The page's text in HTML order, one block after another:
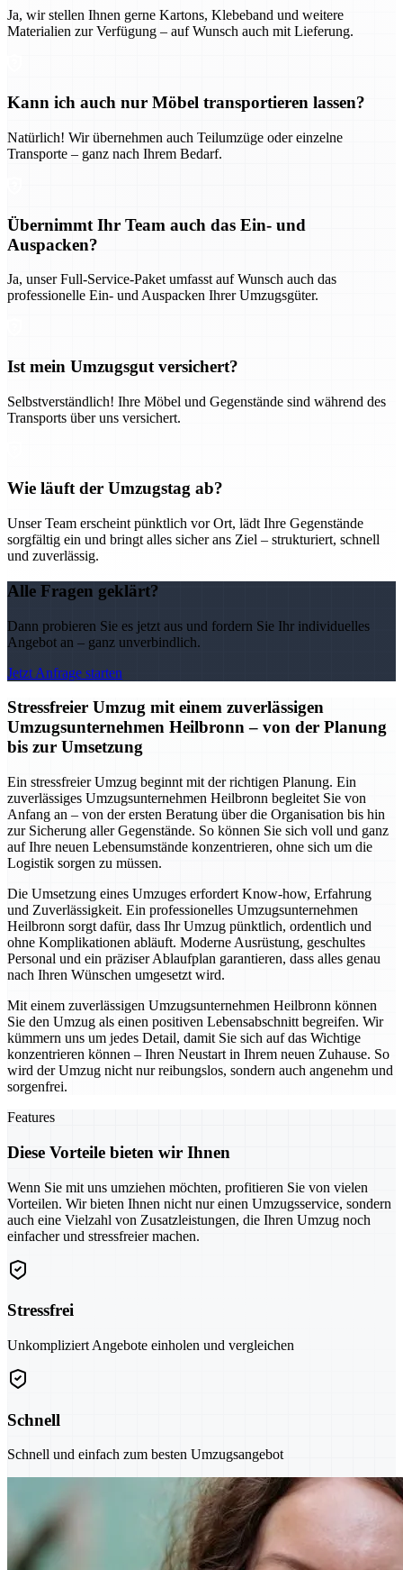
Ja, wir stellen Ihnen gerne Kartons, Klebeband und weitere
Materialien zur Verfügung – auf Wunsch auch mit Lieferung.
Kann ich auch nur Möbel transportieren lassen?
Natürlich! Wir übernehmen auch Teilumzüge oder einzelne
Transporte – ganz nach Ihrem Bedarf.
Übernimmt Ihr Team auch das Ein- und
Auspacken?
Ja, unser Full-Service-Paket umfasst auf Wunsch auch das
professionelle Ein- und Auspacken Ihrer Umzugsgüter.
Ist mein Umzugsgut versichert?
Selbstverständlich! Ihre Möbel und Gegenstände sind während des
Transports über uns versichert.
Wie läuft der Umzugstag ab?
Unser Team erscheint pünktlich vor Ort, lädt Ihre Gegenstände
sorgfältig ein und bringt alles sicher ans Ziel – strukturiert, schnell
und zuverlässig.
Alle Fragen geklärt?
Dann probieren Sie es jetzt aus und fordern Sie Ihr individuelles
Angebot an – ganz unverbindlich.
Jetzt Anfrage starten
Stressfreier Umzug mit einem zuverlässigen
Umzugsunternehmen Heilbronn – von der Planung
bis zur Umsetzung
Ein stressfreier Umzug beginnt mit der richtigen Planung. Ein
zuverlässiges Umzugsunternehmen Heilbronn begleitet Sie von
Anfang an – von der ersten Beratung über die Organisation bis hin
zur Sicherung aller Gegenstände. So können Sie sich voll und ganz
auf Ihre neuen Lebensumstände konzentrieren, ohne sich um die
Logistik sorgen zu müssen.
Die Umsetzung eines Umzuges erfordert Know-how, Erfahrung
und Zuverlässigkeit. Ein professionelles Umzugsunternehmen
Heilbronn sorgt dafür, dass Ihr Umzug pünktlich, ordentlich und
ohne Komplikationen abläuft. Moderne Ausrüstung, geschultes
Personal und ein präziser Ablaufplan garantieren, dass alles genau
nach Ihren Wünschen umgesetzt wird.
Mit einem zuverlässigen Umzugsunternehmen Heilbronn können
Sie den Umzug als einen positiven Lebensabschnitt begreifen. Wir
kümmern uns um jedes Detail, damit Sie sich auf das Wichtige
konzentrieren können – Ihren Neustart in Ihrem neuen Zuhause. So
wird der Umzug nicht nur reibungslos, sondern auch angenehm und
sorgenfrei.
Features
Diese Vorteile bieten wir Ihnen
Wenn Sie mit uns umziehen möchten, profitieren Sie von vielen
Vorteilen. Wir bieten Ihnen nicht nur einen Umzugsservice, sondern
auch eine Vielzahl von Zusatzleistungen, die Ihren Umzug noch
einfacher und stressfreier machen.
Stressfrei
Unkompliziert Angebote einholen und vergleichen
Schnell
Schnell und einfach zum besten Umzugsangebot